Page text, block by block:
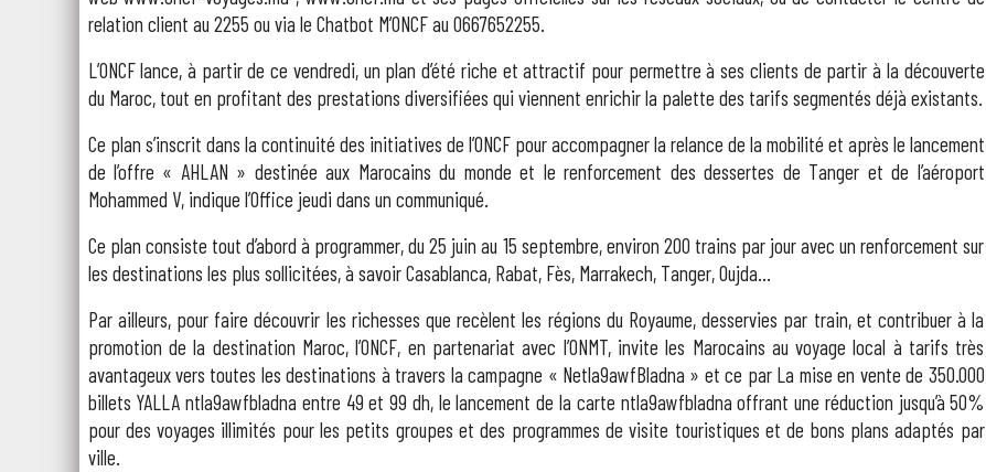
relation client au 2255 ou via le Chatbot M’ONCF au 0667652255.
L’ONCF lance, à partir de ce vendredi, un plan d’été riche et attractif pour permettre à ses clients de partir à la découverte
du Maroc, tout en profitant des prestations diversifiées qui viennent enrichir la palette des tarifs segmentés déjà existants.
Ce plan s’inscrit dans la continuité des initiatives de l’ONCF pour accompagner la relance de la mobilité et après le lancement
de l’offre « AHLAN » destinée aux Marocains du monde et le renforcement des dessertes de Tanger et de l’aéroport
Mohammed V, indique l’Office jeudi dans un communiqué.
Ce plan consiste tout d’abord à programmer, du 25 juin au 15 septembre, environ 200 trains par jour avec un renforcement sur
les destinations les plus sollicitées, à savoir Casablanca, Rabat, Fès, Marrakech, Tanger, Oujda…
Par ailleurs, pour faire découvrir les richesses que recèlent les régions du Royaume, desservies par train, et contribuer à la
promotion de la destination Maroc, l’ONCF, en partenariat avec l’ONMT, invite les Marocains au voyage local à tarifs très
avantageux vers toutes les destinations à travers la campagne « Netla9awfBladna » et ce par La mise en vente de 350.000
billets YALLA ntla9awfbladna entre 49 et 99 dh, le lancement de la carte ntla9awfbladna offrant une réduction jusqu’à 50%
pour des voyages illimités pour les petits groupes et des programmes de visite touristiques et de bons plans adaptés par
ville.